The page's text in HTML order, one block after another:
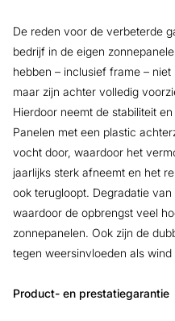
De reden voor de verbeterde
bedrijf in de eigen
hebben – inclusief frame –
maar zijn achter volledig
Hierdoor neemt de stabiliteit
Panelen met een plastic
vocht door, waardoor het
jaarlijks sterk afneemt en het
ook terugloopt. Degradatie
waardoor de opbrengst veel
zonnepanelen. Ook zijn de
tegen weersinvloeden als wind
Product- en prestatiegarantie